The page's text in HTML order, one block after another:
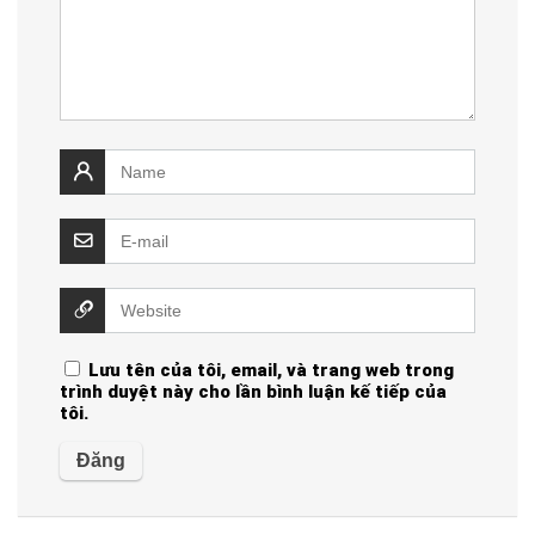
Lưu tên của tôi, email, và trang web trong
trình duyệt này cho lần bình luận kế tiếp của
tôi.